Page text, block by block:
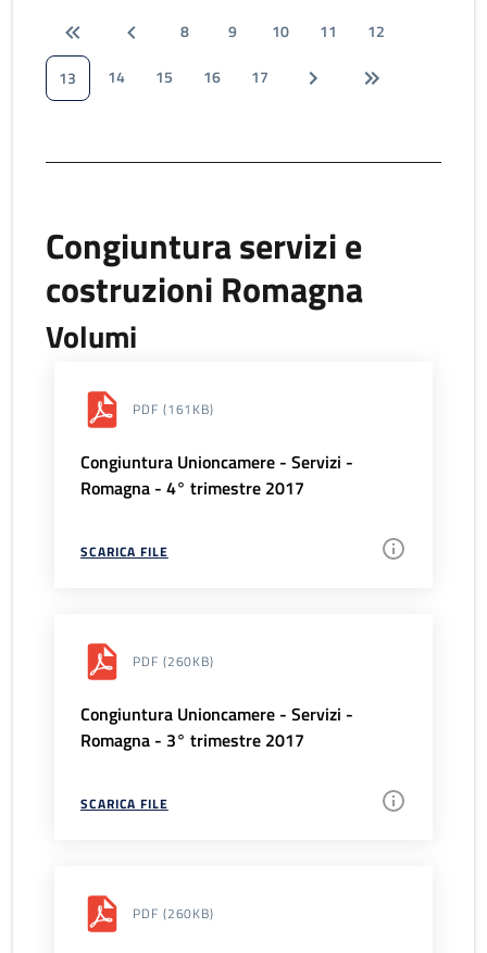
8 9 10 11
12
13
14 15 16 17
Congiuntura servizi e
costruzioni Romagna
Volumi
PDF (161KB)
Congiuntura Unioncamere - Servizi -
Romagna - 4° trimestre 2017
SCARICA FILE
PDF (260KB)
Congiuntura Unioncamere - Servizi -
Romagna - 3° trimestre 2017
SCARICA FILE
PDF (260KB)